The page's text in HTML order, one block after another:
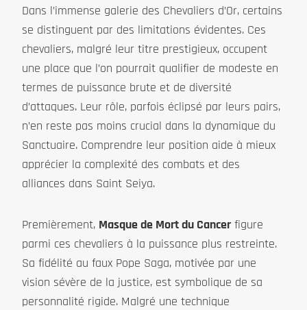
Dans l’immense galerie des Chevaliers d’Or, certains
se distinguent par des limitations évidentes. Ces
chevaliers, malgré leur titre prestigieux, occupent
une place que l’on pourrait qualifier de modeste en
termes de puissance brute et de diversité
d’attaques. Leur rôle, parfois éclipsé par leurs pairs,
n’en reste pas moins crucial dans la dynamique du
Sanctuaire. Comprendre leur position aide à mieux
apprécier la complexité des combats et des
alliances dans Saint Seiya.
Premièrement, Masque de Mort du Cancer figure
parmi ces chevaliers à la puissance plus restreinte.
Sa fidélité au faux Pope Saga, motivée par une
vision sévère de la justice, est symbolique de sa
personnalité rigide. Malgré une technique